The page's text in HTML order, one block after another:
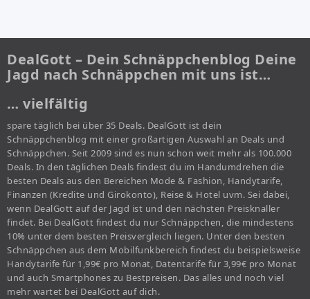
DealGott – Dein Schnäppchenblog Deine
Jagd nach Schnäppchen mit uns ist…
… vielfältig
spare täglich bei über 35 Deals. DealGott ist dein
Schnäppchenblog mit einer großartigen Auswahl an Deals und
Schnäppchen. Seit 2009 sind es nun schon weit mehr als 100.000
Deals. In den täglichen Deals findest du im Handumdrehen die
besten Deals aus den Bereichen Mode & Fashion, Handytarife,
Finanzen (Kredite und Girokonto), Reise & Hotel uvm. Sei dabei,
wenn DealGott auf der Jagd ist und den nächsten Preisknaller
findet. Bei DealGott findest du nur Schnäppchen, die mindestens
10% unter dem besten Preisvergleich liegen. Unter den besten
Schnäppchen aus dem Mobilfunkbereich findest du beispielsweise
Handytarife für 1,99€ pro Monat, Datentarife für 3,99€ pro Monat
und auch Smartphones zu Bestpreisen. Das alles und noch viel
mehr wartet bei DealGott auf dich.